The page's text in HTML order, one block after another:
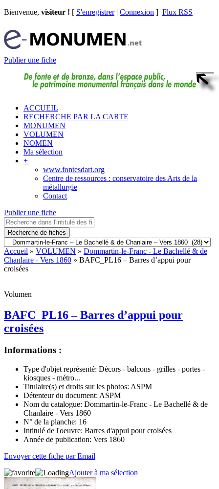
Bienvenue, visiteur ! [ S'enregistrer| Connexion ] Flux RSS
Publier une fiche
ACCUEIL
RECHERCHE PAR LA CARTE
MONUMEN
VOLUMEN
NOMEN
Ma sélection
+
www.fontesdart.org
Centre de ressources : conservatoire des Arts de la
métallurgie
Contact
Publier une fiche
Recherche de fiches
Accueil » VOLUMEN » Dommartin-le-Franc - Le Bachellé & de
Chanlaire - Vers 1860 » BAFC_PL16 – Barres d’appui pour
croisées
Volumen
BAFC_PL16 – Barres d’appui pour
croisées
Informations :
Type d'objet représenté: Décors - balcons - grilles - portes -
kiosques - métro...
Titulaire(s) et droits sur les photos: ASPM
Détenteur du document: ASPM
Nom du catalogue: Dommartin-le-Franc - Le Bachellé & de
Chanlaire - Vers 1860
N° de la planche: 16
Intitulé de l'oeuvre: Barres d'appui pour croisées
Année de publication: Vers 1860
Envoyer cette fiche par Email
Ajouter à ma sélection